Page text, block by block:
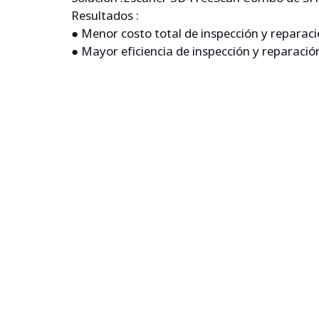
Resultados :
● Menor costo total de inspección y
● Mayor eficiencia de inspección y